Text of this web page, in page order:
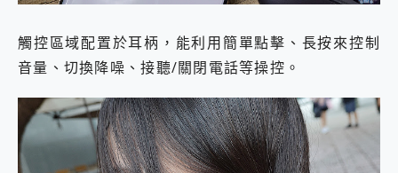
觸控區域配置於耳柄，能利用簡單點擊、長按來控制
音量、切換降噪、接聽/關閉電話等操控。